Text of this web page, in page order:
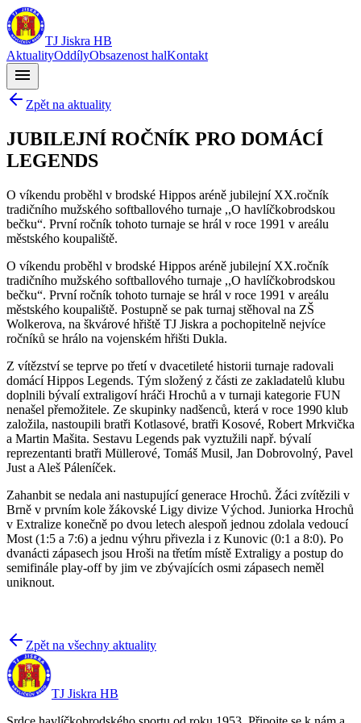
TJ Jiskra HB
AktualityOddílyObsazenost halKontakt
menu
Zpět na aktuality
JUBILEJNÍ ROČNÍK PRO DOMÁCÍ
LEGENDS
O víkendu proběhl v brodské Hippos aréně jubilejní XX.ročník
tradičního mužského softballového turnaje ,,O havlíčkobrodskou
bečku“. První ročník tohoto turnaje se hrál v roce 1991 v areálu
městského koupaliště.
O víkendu proběhl v brodské Hippos aréně jubilejní XX.ročník
tradičního mužského softballového turnaje ,,O havlíčkobrodskou
bečku“. První ročník tohoto turnaje se hrál v roce 1991 v areálu
městského koupaliště. Postupně se pak turnaj stěhoval na ZŠ
Wolkerova, na škvárové hřiště TJ Jiskra a pochopitelně nejvíce
ročníků se hrálo na vojenském hřišti Dukla.
Z vítězství se teprve po třetí v dvacetileté historii turnaje radovali
domácí Hippos Legends. Tým složený z části ze zakladatelů klubu
doplnili bývalí extraligoví hráči Hrochů a v turnaji kategorie FUN
nenašel přemožitele. Ze skupinky nadšenců, která v roce 1990 klub
založila, nastoupili bratři Kotlasové, bratři Kosové, Robert Mrkvička
a Martin Mašita. Sestavu Legends pak vyztužili např. bývalí
reprezentanti bratři Müllerové, Tomáš Musil, Jan Dobrovolný, Pavel
Just a Aleš Páleníček.
Zahanbit se nedala ani nastupující generace Hrochů. Žáci zvítězili v
Brně v prvním kole žákovské Ligy divize Východ. Juniorka Hrochů
v Extralize konečně po dvou letech alespoň jednou zdolala vedoucí
Most (1:5 a 7:6) a jednu výhru přivezla i z Kunovic (0:1 a 8:0). Po
dvanácti zápasech jsou Hroši na třetím místě Extraligy a postup do
semifinále play-off by jim ve zbývajících osmi zápasech neměl
uniknout.
Zpět na všechny aktuality
TJ Jiskra HB